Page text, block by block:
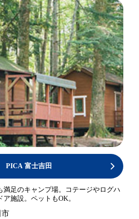
PICA 富士吉田
満足のキャンプ場。コテージやログハ
施設。ペットもOK。
市